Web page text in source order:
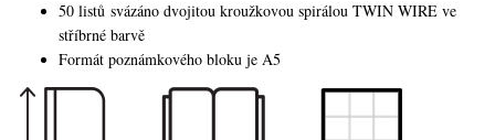
50 listů svázáno dvojitou kroužkovou spirálou TWIN WIRE ve
stříbrné barvě
Formát poznámkového bloku je A5